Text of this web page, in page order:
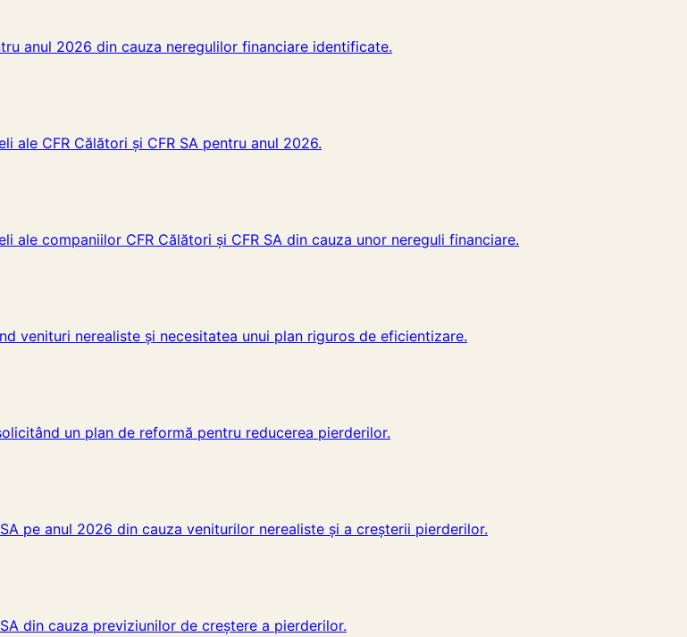
anul 2026 din cauza neregulilor financiare identificate.
ale CFR Călători și CFR SA pentru anul 2026.
companiilor CFR Călători și CFR SA din cauza unor nereguli financiare.
venituri nerealiste și necesitatea unui plan riguros de eficientizare.
un plan de reformă pentru reducerea pierderilor.
pe anul 2026 din cauza veniturilor nerealiste și a creșterii pierderilor.
din cauza previziunilor de creștere a pierderilor.